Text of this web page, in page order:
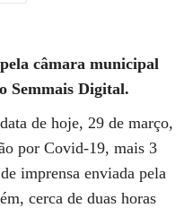
câmara municipal
Semmais Digital.
de hoje, 29 de março,
por Covid-19, mais 3
imprensa enviada pela
cerca de duas horas